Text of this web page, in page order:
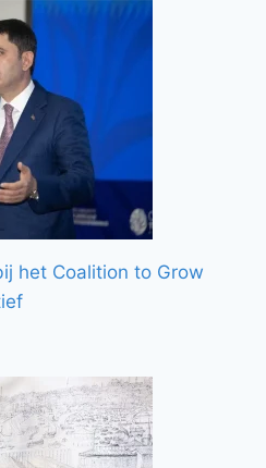
het Coalition to Grow